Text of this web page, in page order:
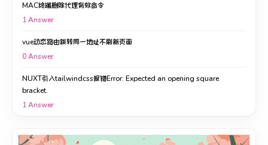
MAC终端删除代理有效命令
1Answer
vue动态路由跳转同一地址不刷新页面
0Answer
NUXT引入tailwindcss报错Error: Expected an opening square
bracket.
1Answer